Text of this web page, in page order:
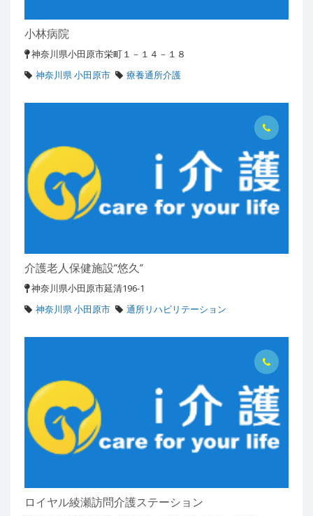
小林病院
神奈川県小田原市栄町１－１４－１８
神奈川県 小田原市
療養通所介護
介護老人保健施設“悠久”
神奈川県小田原市延清196-1
神奈川県 小田原市
通所リハビリテーション
ロイヤル綾瀬訪問介護ステーション